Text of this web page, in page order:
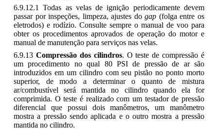
6.9.12.1 Todas as velas de ignição periodicamente devem
passar por inspeções, limpeza, ajustes dogap (folga entre os
eletrodos) e rodízio. Consulte sempre o manual de voo para
obter os procedimentos aprovados de operação do motor e
manual de manutenção para serviços nas velas.
6.9.13 Compressão dos cilindros. O teste de compressão é
um procedimento no qual 80 PSI de pressão de ar são
introduzidos em um cilindro com seu pistão no ponto morto
superior, de modo a determinar o quanto de mistura
ar/combustível será mantida no cilindro quando ela for
comprimida. O teste é realizado com um testador de pressão
diferencial que possui dois manômetros, um manômetro
mostra a pressão sendo aplicada e o outro mostra a pressão
mantida no cilindro.